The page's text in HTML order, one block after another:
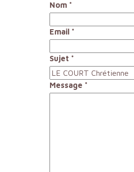
Nom *
Email *
Sujet *
Message *